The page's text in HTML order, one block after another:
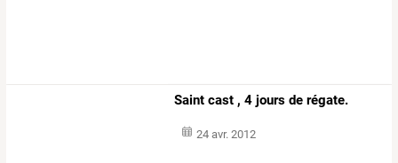
Saint cast , 4 jours de régate.
24 avr. 2012